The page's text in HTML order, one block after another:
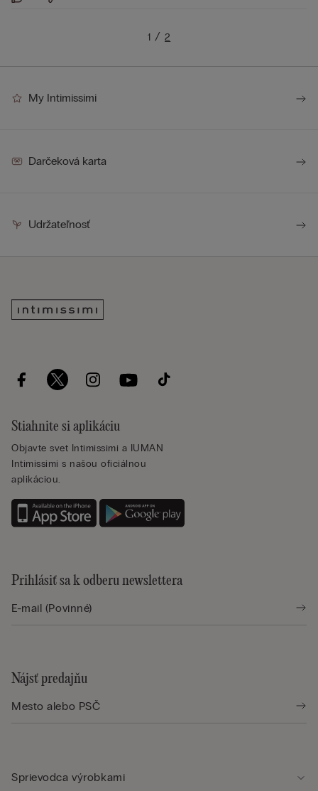
1 2
My Intimissimi
Darčeková karta
Udržateľnosť
Stiahnite si aplikáciu
Objavte svet Intimissimi a IUMAN
Intimissimi s našou oficiálnou
aplikáciou.
Prihlásiť sa k odberu newslettera
Nájsť predajňu
Sprievodca výrobkami